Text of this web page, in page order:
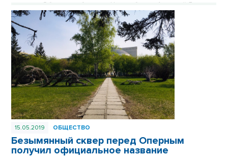
политики. Об этом сообщил мэр Новосибирска Анатолий Локоть
на своей странице в Фейсбук.
15.05.2019 ОБЩЕСТВО
Безымянный сквер перед Оперным
получил официальное название